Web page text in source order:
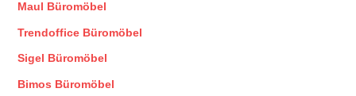
Maul Büromöbel
Trendoffice Büromöbel
Sigel Büromöbel
Bimos Büromöbel